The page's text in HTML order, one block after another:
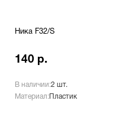
Ника F32/S
140 р.
В наличии:2 шт.
Материал: Пластик